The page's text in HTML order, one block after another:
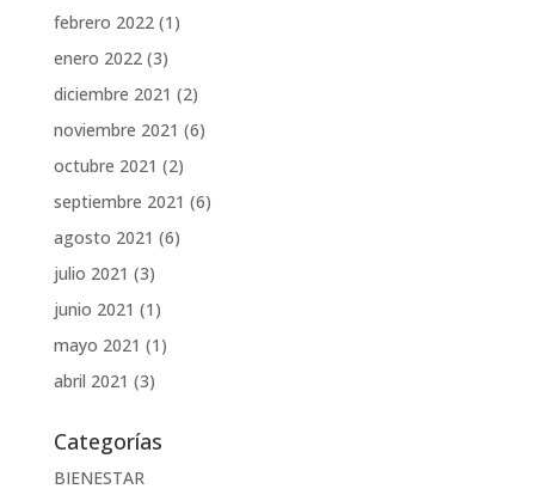
febrero 2022(1)
enero 2022(3)
diciembre 2021 (2)
noviembre 2021 (6)
octubre 2021 (2)
septiembre 2021 (6)
agosto 2021 (6)
julio 2021 (3)
junio 2021 (1)
mayo 2021 (1)
abril 2021 (3)
Categorías
BIENESTAR